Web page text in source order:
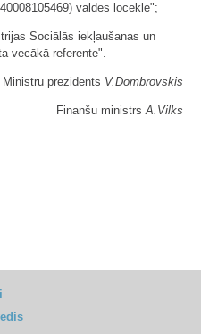
valdes locekle";
Sociālās iekļaušanas un
vecākā referente".
Ministru prezidents V.Dombrovskis
Finanšu ministrsA.Vilks